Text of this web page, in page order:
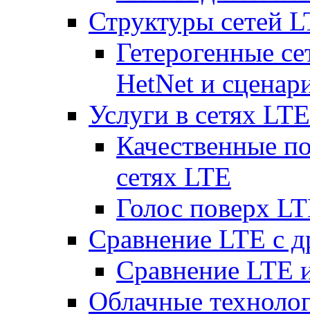
Структуры сетей
Гетерогенные
HetNet и
Услуги в сетях LTE
Качественные
сетях LTE
Голос поверх
Сравнение LTE с
Сравнение LTE
Облачные